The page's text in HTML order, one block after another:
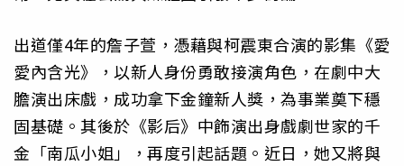
出道僅4年的詹子萱，憑藉與柯震東合演的影集《愛
愛內含光》，以新人身份勇敢接演角色，在劇中大
膽演出床戲，成功拿下金鐘新人獎，為事業奠下穩
固基礎。其後於《影后》中飾演出身戲劇世家的千
金「南瓜小姐」，再度引起話題。近日，她又將與